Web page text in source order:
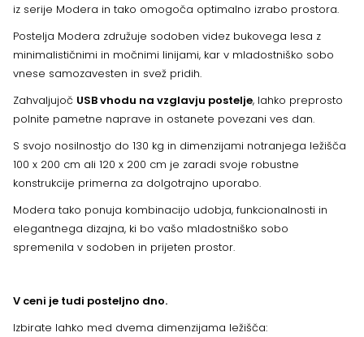
iz serije Modera in tako omogoča optimalno izrabo prostora.
Postelja Modera združuje sodoben videz bukovega lesa z
minimalističnimi in močnimi linijami, kar v mladostniško sobo
vnese samozavesten in svež pridih.
Zahvaljujoč USB vhodu na vzglavju postelje, lahko preprosto
polnite pametne naprave in ostanete povezani ves dan.
S svojo nosilnostjo do 130 kg in dimenzijami notranjega ležišča
100 x 200 cm ali 120 x 200 cm je zaradi svoje robustne
konstrukcije primerna za dolgotrajno uporabo.
Modera tako ponuja kombinacijo udobja, funkcionalnosti in
elegantnega dizajna, ki bo vašo mladostniško sobo
spremenila v sodoben in prijeten prostor.
V ceni je tudi posteljno dno.
Izbirate lahko med dvema dimenzijama ležišča: